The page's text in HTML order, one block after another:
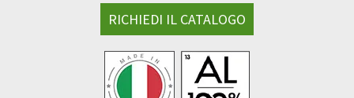
RICHIEDI IL CATALOGO